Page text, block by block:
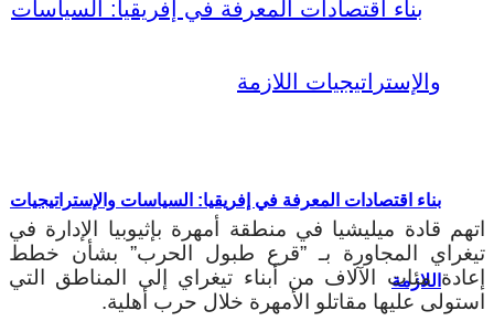
بناء اقتصادات المعرفة في إفريقيا: السياسات والإستراتيجيات
اللازمة
اتهم قادة ميليشيا في منطقة أمهرة بإثيوبيا الإدارة في
تيغراي المجاورة بـ ”قرع طبول الحرب” بشأن خطط
إعادة مئات الآلاف من أبناء تيغراي إلى المناطق التي
استولى عليها مقاتلو الأمهرة خلال حرب أهلية.